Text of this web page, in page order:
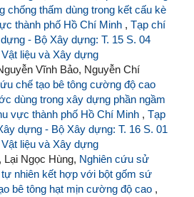
chống thấm dùng trong kết cấu kè
thành phố Hồ Chí Minh , Tạp chí
- Bộ Xây dựng: T. 15 S. 04
liệu và Xây dựng
Vĩnh Bảo, Nguyễn Chí
chế tạo bê tông cường độ cao
dùng trong xây dựng phần ngầm
vực thành phố Hồ Chí Minh , Tạp
dựng - Bộ Xây dựng: T. 16 S. 01
liệu và Xây dựng
Lại Ngọc Hùng, Nghiên cứu sử
nhiên kết hợp với bột gốm sứ
bê tông hạt mịn cường độ cao ,